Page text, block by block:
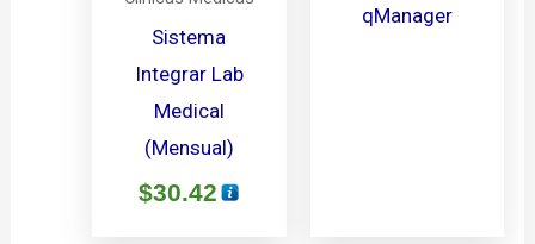
Sistema
Integrar Lab
Medical
(Mensual)
$30.42
qManager